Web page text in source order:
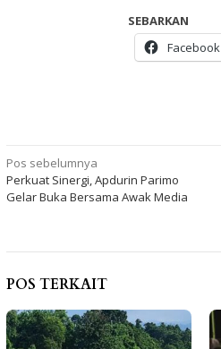
SEBARKAN
Facebook
Navigasi
pos
Pos sebelumnya
Perkuat Sinergi, Apdurin Parimo
Gelar Buka Bersama Awak Media
POS TERKAIT